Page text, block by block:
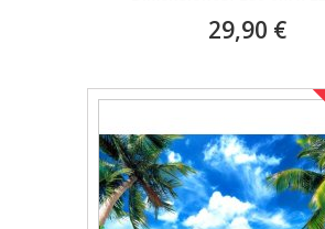
29,90 €